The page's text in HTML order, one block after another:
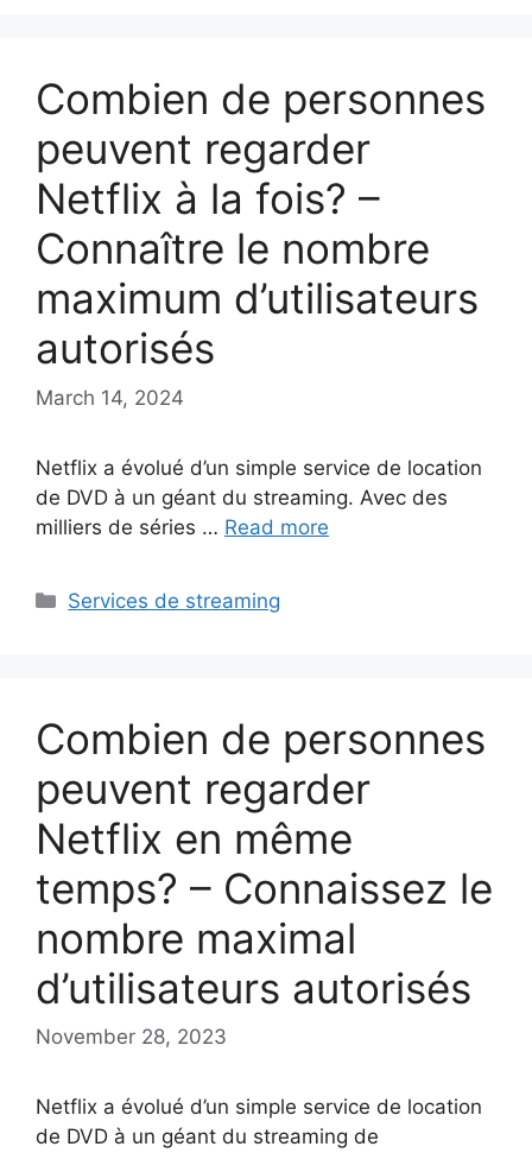
Combien de personnes
peuvent regarder
Netflix à la fois? –
Connaître le nombre
maximum d’utilisateurs
autorisés
March 14, 2024
Netflix a évolué d’un simple service de location
de DVD à un géant du streaming. Avec des
milliers de séries … Read more
Categories
Services de streaming
Combien de personnes
peuvent regarder
Netflix en même
temps? – Connaissez le
nombre maximal
d’utilisateurs autorisés
November 28, 2023
Netflix a évolué d’un simple service de location
de DVD à un géant du streaming de